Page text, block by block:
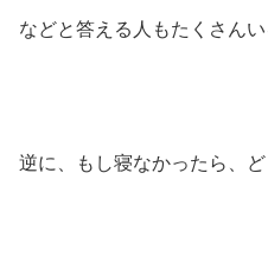
などと答える人もたくさんい
逆に、もし寝なかったら、